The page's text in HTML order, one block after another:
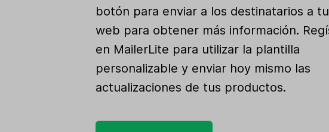
botón para enviar a los destinatarios a
web para obtener más información.
en MailerLite para utilizar la plantilla
personalizable y enviar hoy mismo las
actualizaciones de tus productos.